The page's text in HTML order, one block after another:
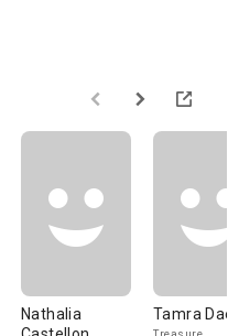
Nathalia
Tamra